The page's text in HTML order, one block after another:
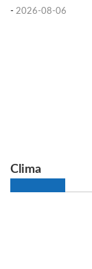
- 2026-08-06
Clima